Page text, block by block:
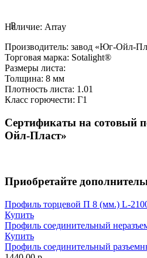
Наличие: Array
P
Производитель: завод «Юг-Ойл-
Торговая марка: Sotalight®
Размеры листа:
Толщина: 8 мм
Плотность листа: 1.01
Класс горючести: Г1
Сертификаты на сотовый
Ойл-Пласт»
Приобретайте
Профиль торцевой П 8 (мм.) L-
Купить
Профиль соединительный
Купить
Профиль соединительный